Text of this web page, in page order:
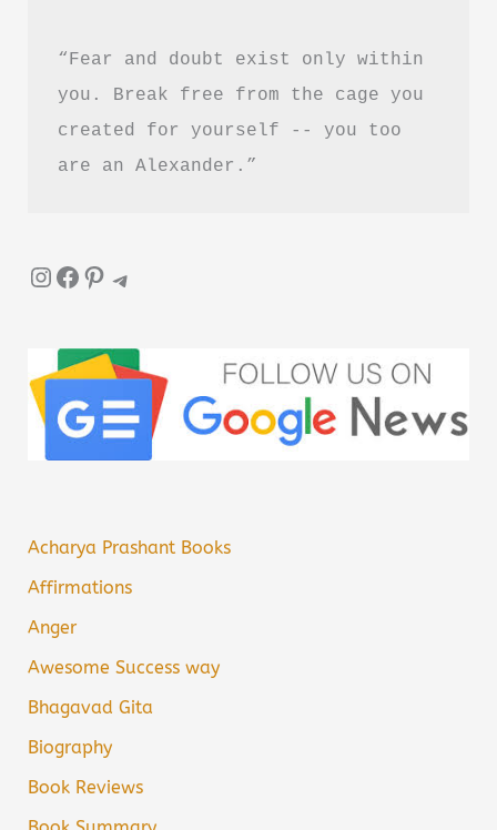
“Fear and doubt exist only within
you. Break free from the cage you
created for yourself -- you too
are an Alexander.”
InstagramFacebook Pinterest Telegram
Acharya Prashant Books
Affirmations
Anger
Awesome Success way
Bhagavad Gita
Biography
Book Reviews